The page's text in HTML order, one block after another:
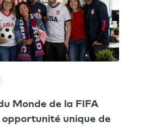
Monde de la FIFA
opportunité unique de